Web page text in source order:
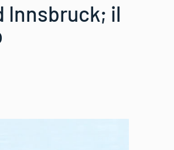
Innsbruck; il